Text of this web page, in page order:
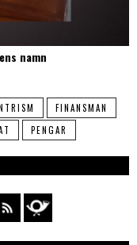
namn
FINANSMAN
PENGAR